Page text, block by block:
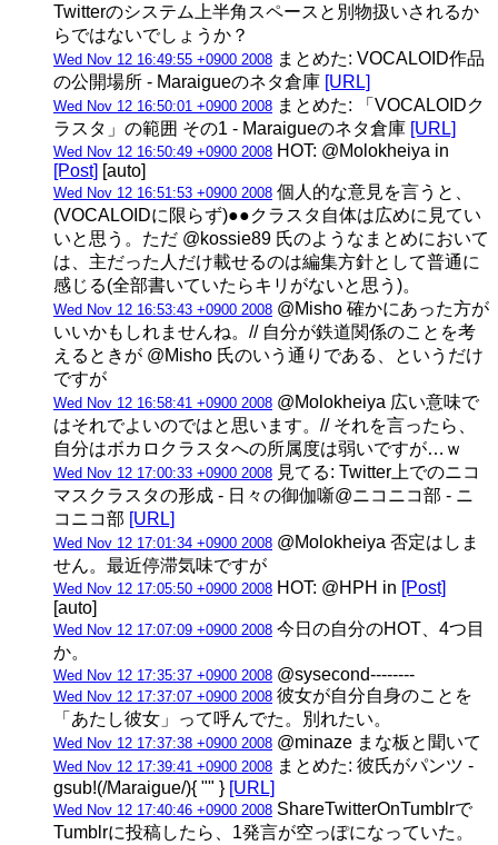
Twitterのシステム上半角スペースと別物扱いされるか
らではないでしょうか？
Wed Nov 12 16:49:55 +0900 2008 まとめた: VOCALOID作品
の公開場所 - Maraigueのネタ倉庫 [URL]
Wed Nov 12 16:50:01 +0900 2008 まとめた: 「VOCALOIDク
ラスタ」の範囲 その1 - Maraigueのネタ倉庫 [URL]
Wed Nov 12 16:50:49 +0900 2008 HOT: @Molokheiya in
[Post] [auto]
Wed Nov 12 16:51:53 +0900 2008 個人的な意見を言うと、
(VOCALOIDに限らず)●●クラスタ自体は広めに見てい
いと思う。ただ @kossie89 氏のようなまとめにおいて
は、主だった人だけ載せるのは編集方針として普通に
感じる(全部書いていたらキリがないと思う)。
Wed Nov 12 16:53:43 +0900 2008 @Misho 確かにあった方が
いいかもしれませんね。// 自分が鉄道関係のことを考
えるときが @Misho 氏のいう通りである、というだけ
ですが
Wed Nov 12 16:58:41 +0900 2008 @Molokheiya 広い意味で
はそれでよいのではと思います。// それを言ったら、
自分はボカロクラスタへの所属度は弱いですが…ｗ
Wed Nov 12 17:00:33 +0900 2008 見てる: Twitter上でのニコ
マスクラスタの形成 - 日々の御伽噺@ニコニコ部 - ニ
コニコ部 [URL]
Wed Nov 12 17:01:34 +0900 2008 @Molokheiya 否定はしま
せん。最近停滞気味ですが
Wed Nov 12 17:05:50 +0900 2008 HOT: @HPH in [Post]
[auto]
Wed Nov 12 17:07:09 +0900 2008 今日の自分のHOT、4つ目
か。
Wed Nov 12 17:35:37 +0900 2008 @sysecond--------
Wed Nov 12 17:37:07 +0900 2008 彼女が自分自身のことを
「あたし彼女」って呼んでた。別れたい。
Wed Nov 12 17:37:38 +0900 2008 @minaze まな板と聞いて
Wed Nov 12 17:39:41 +0900 2008 まとめた: 彼氏がパンツ -
gsub!(/Maraigue/){ "" } [URL]
Wed Nov 12 17:40:46 +0900 2008 ShareTwitterOnTumblrで
Tumblrに投稿したら、1発言が空っぽになっていた。